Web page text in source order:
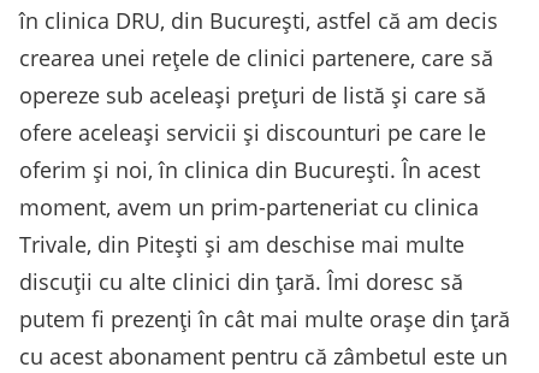
în clinica DRU, din București, astfel că am decis
crearea unei rețele de clinici partenere, care să
opereze sub aceleași prețuri de listă și care să
ofere aceleași servicii și discounturi pe care le
oferim și noi, în clinica din București. În acest
moment, avem un prim-parteneriat cu clinica
Trivale, din Pitești și am deschise mai multe
discuții cu alte clinici din țară. Îmi doresc să
putem fi prezenți în cât mai multe orașe din țară
cu acest abonament pentru că zâmbetul este un